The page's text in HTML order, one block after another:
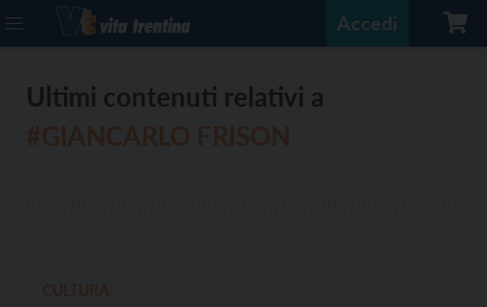
Accedi
Ultimi contenuti relativi a